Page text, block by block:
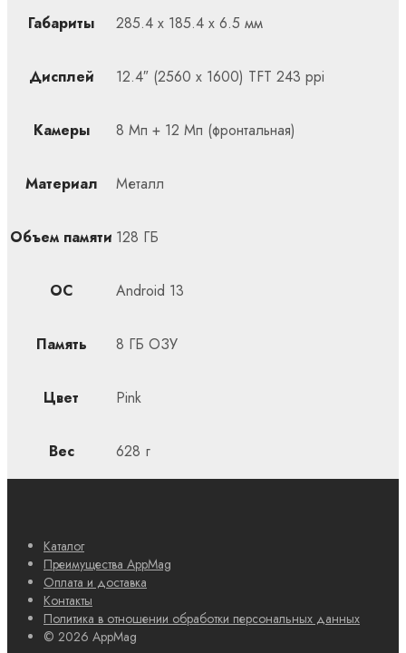
Габариты 285.4 х 185.4 х 6.5 мм
Дисплей 12.4″ (2560 x 1600) TFT 243 ppi
Камеры 8 Мп + 12 Мп (фронтальная)
Материал Металл
Объем памяти 128 ГБ
ОС Android 13
Память 8 ГБ ОЗУ
Цвет Pink
Вес 628 г
Каталог
Преимущества AppMag
Оплата и доставка
Контакты
Политика в отношении обработки персональных данных
© 2026 AppMag